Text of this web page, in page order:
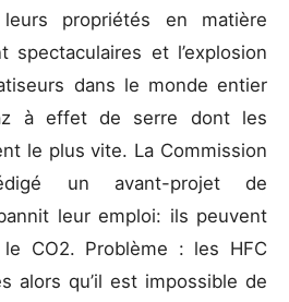
propriétés en matière
spectaculaires et l’explosion
dans le monde entier
à effet de serre dont les
le plus vite. La Commission
un avant-projet de
leur emploi: ils peuvent
CO2. Problème : les HFC
alors qu’il est impossible de